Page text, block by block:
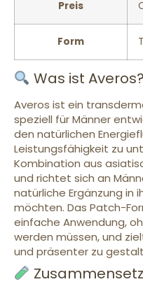
Preis
Form
Was ist Averos?
Averos ist ein
speziell für Männer
den natürlichen
Leistungsfähigkeit zu
Kombination aus
und richtet sich an
natürliche Ergänzung in
möchten. Das Patch-
einfache Anwendung,
werden müssen, und
und präsenter zu